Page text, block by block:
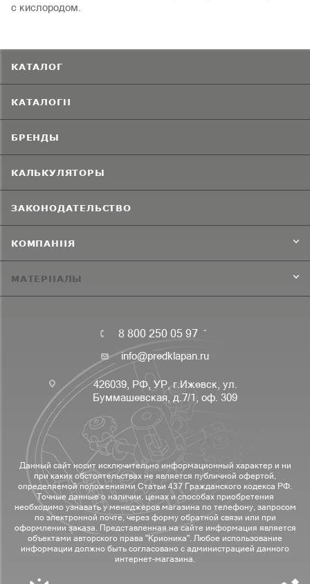
с кислородом.
КАТАЛОГ
КАТАЛОГИ
БРЕНДЫ
КАЛЬКУЛЯТОРЫ
ЗАКОНОДАТЕЛЬСТВО
КОМПАНИЯ
МАТЕРИАЛЫ
8 800 250 05 97
info@predklapan.ru
426039, РФ, УР, г.Ижевск, ул.
Буммашевская, д.7/1, оф. 309
Данный сайт носит исключительно информационный характер и ни
при каких обстоятельствах не является публичной офертой,
определяемой положениями Статьи 437 Гражданского кодекса РФ.
Точные данные о наличии, ценах и способах приобретения
необходимо узнавать у менеджеров магазина по телефону, запросом
по электронной почте, через форму обратной связи или при
оформлении заказа. Представленная на сайте информация является
объектами авторского права "Крионика". Любое использование
информации должно быть согласовано с администрацией данного
интернет-магазина.